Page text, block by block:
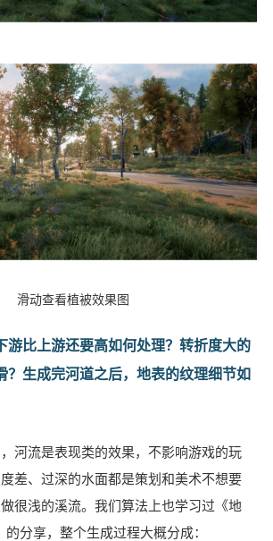
滑动查看植被效果图
游比上游还要高如何处理？转折度大的
？生成完河道之后，地表的纹理细节如
河流是表现类的效果，不影响游戏的玩
差、过深的水面都是策划和美术不想要
很浅的溪流。我们算法上也学习过《地
分享，整个生成过程大概分成：